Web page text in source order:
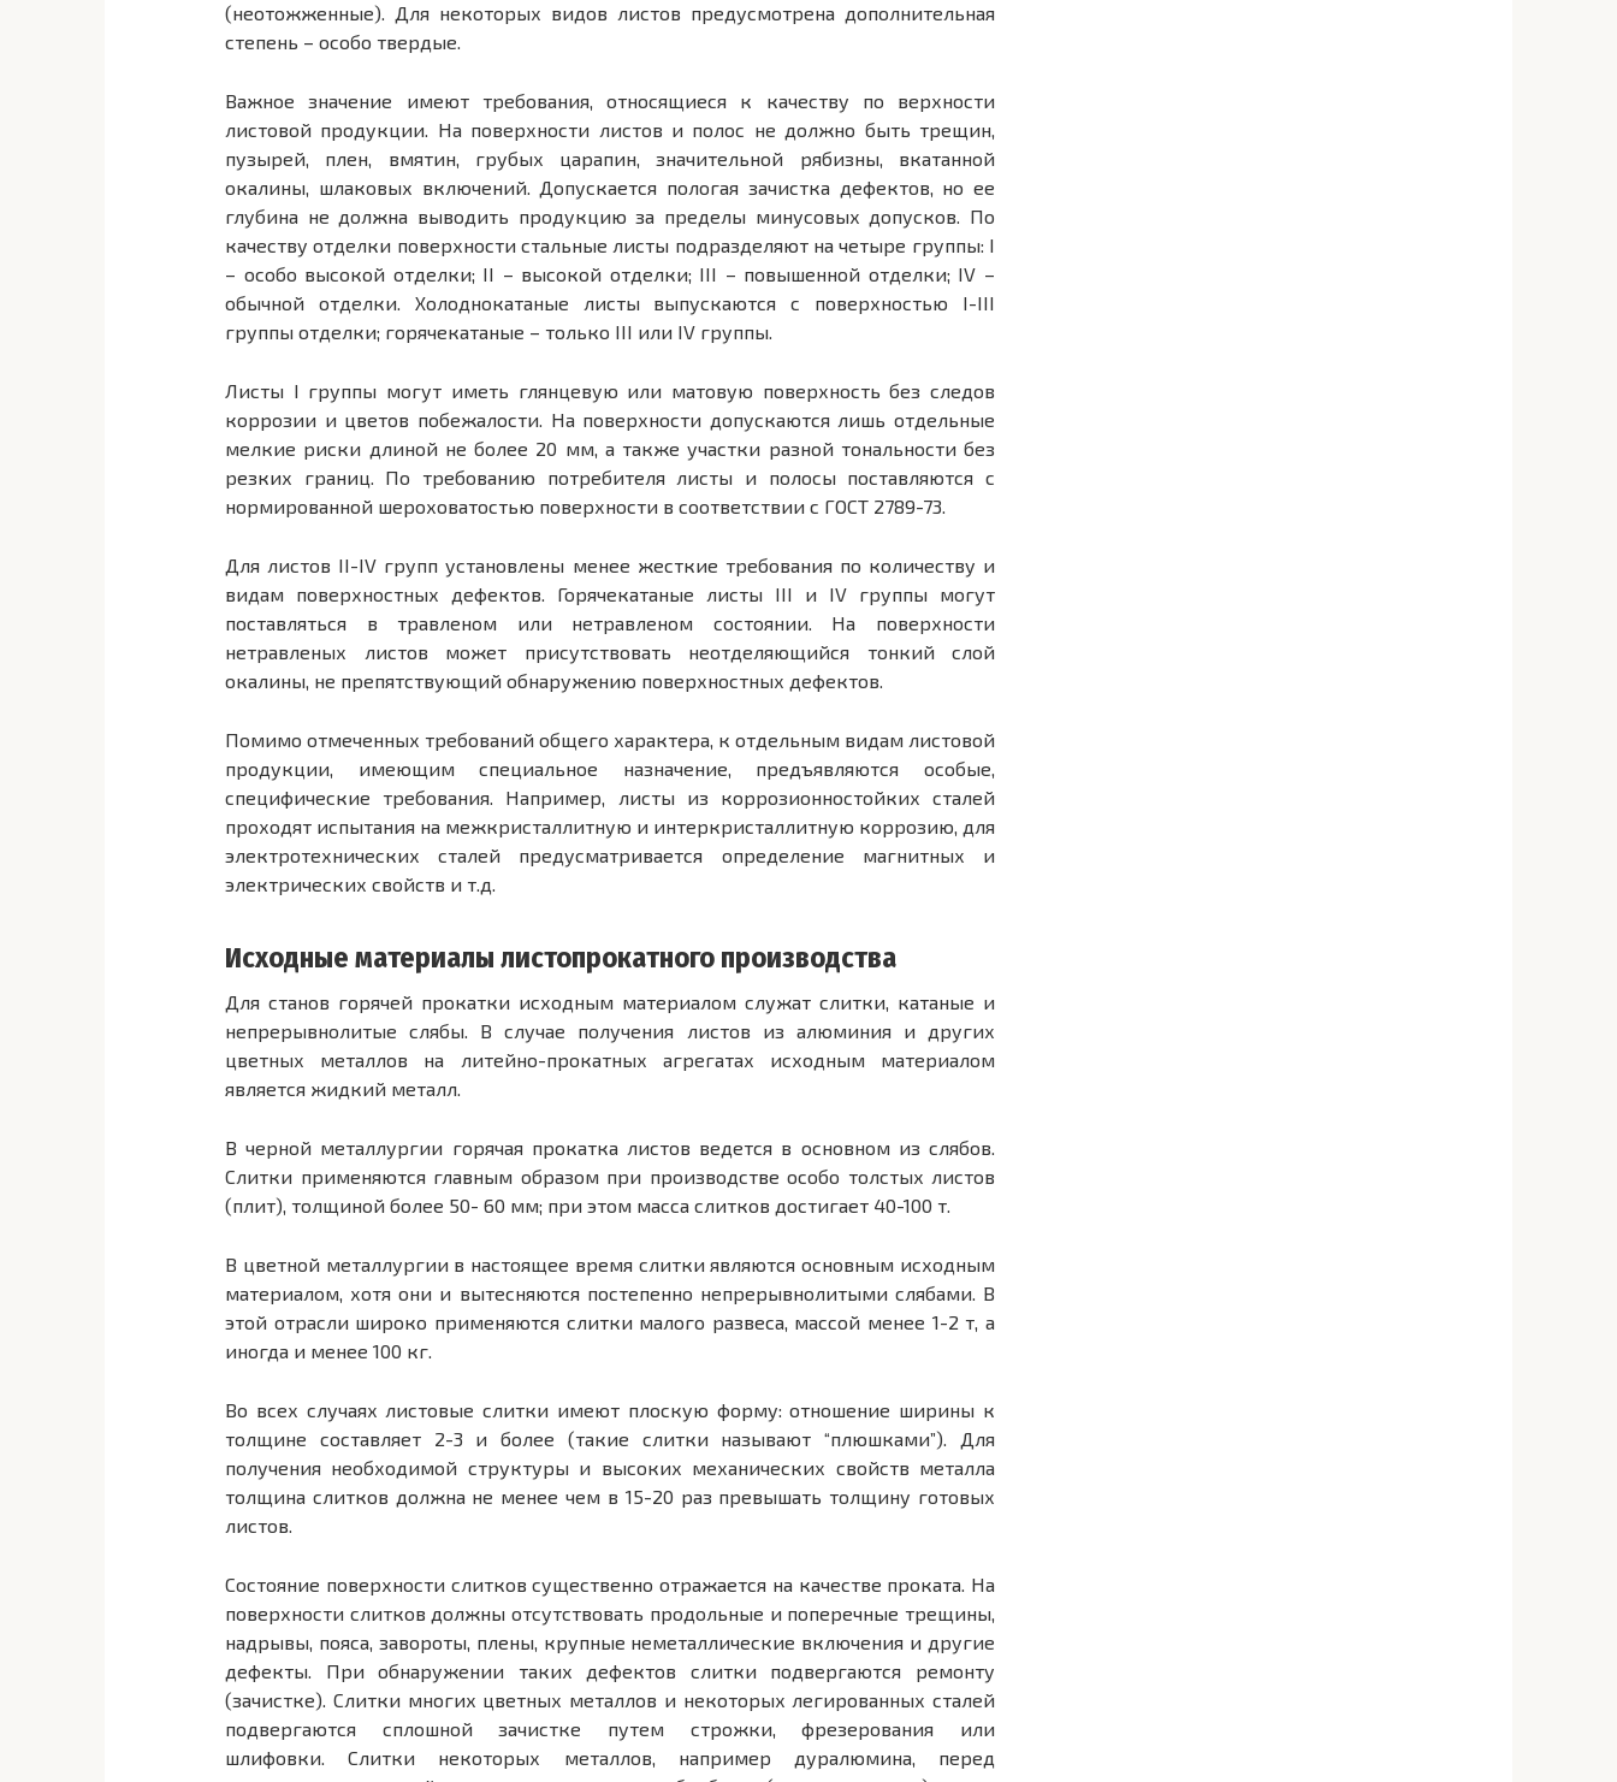
(неотожженные). Для некоторых видов листов предусмотрена дополнительная
степень – особо твердые.
Важное значение имеют требования, относящиеся к качеству по­ верхности
листовой продукции. На поверхности листов и полос не должно быть трещин,
пузырей, плен, вмятин, грубых царапин, значительной рябизны, вкатанной
окалины, шлаковых включений. Допускается пологая зачистка дефектов, но ее
глубина не должна выводить продукцию за пределы минусовых допусков. По
качеству отделки поверхности стальные листы подразделяют на четыре группы: I
– особо высокой отделки; II – высокой отделки; III – повышенной отделки; IV –
обычной отделки. Холоднокатаные листы выпускаются с поверхностью I-III
группы отделки; горячекатаные – только III или IV группы.
Листы I группы могут иметь глянцевую или матовую поверхность без следов
коррозии и цветов побежалости. На поверхности допускаются лишь отдельные
мелкие риски длиной не более 20 мм, а также участки разной тональности без
резких границ. По требованию потребителя листы и полосы поставляются с
нормированной шероховатостью поверхности в соответствии с ГОСТ 2789-73.
Для листов II-IV групп установлены менее жесткие требования по количеству и
видам поверхностных дефектов. Горячекатаные листы III и IV группы могут
поставляться в травленом или нетравленом состоянии. На поверхности
нетравленых листов может присутствовать неотделяющийся тонкий слой
окалины, не препятствующий обнаружению поверхностных дефектов.
Помимо отмеченных требований общего характера, к отдельным видам листовой
продукции, имеющим специальное назначение, предъявляются особые,
специфические требования. Например, листы из коррозионностойких сталей
проходят испытания на межкристаллитную и интеркристаллитную коррозию, для
электротехнических сталей предусматривается определение магнитных и
электрических свойств и т.д.
Исходные материалы листопрокатного производства
Для станов горячей прокатки исходным материалом служат слитки, катаные и
непрерывнолитые слябы. В случае получения листов из алюминия и других
цветных металлов на литейно-прокатных агрегатах исходным материалом
является жидкий металл.
В черной металлургии горячая прокатка листов ведется в основном из слябов.
Слитки применяются главным образом при производстве особо толстых листов
(плит), толщиной более 50- 60 мм; при этом масса слитков достигает 40-100 т.
В цветной металлургии в настоящее время слитки являются основным исходным
материалом, хотя они и вытесняются постепенно непрерывнолитыми слябами. В
этой отрасли широко применяются слитки малого развеса, массой менее 1-2 т, а
иногда и менее 100 кг.
Во всех случаях листовые слитки имеют плоскую форму: отношение ширины к
толщине составляет 2-3 и более (такие слитки называют “плюшками”). Для
получения необходимой структуры и высоких механических свойств металла
толщина слитков должна не менее чем в 15-20 раз превышать толщину готовых
листов.
Состояние поверхности слитков существенно отражается на качестве проката. На
поверхности слитков должны отсутствовать продольные и поперечные трещины,
надрывы, пояса, завороты, плены, крупные неметаллические включения и другие
дефекты. При обнаружении таких дефектов слитки подвергаются ремонту
(зачистке). Слитки многих цветных металлов и некоторых легированных сталей
подвергаются сплошной зачистке путем строжки, фрезерования или
шлифовки. Слитки некоторых металлов, например дуралюмина, перед